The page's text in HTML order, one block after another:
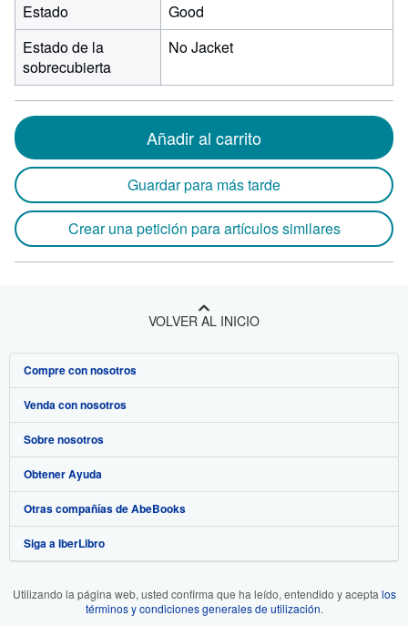
Estado
Good
Estado de la
sobrecubierta
No Jacket
Añadir al carrito
Guardar para más tarde
Crear una petición para artículos similares
VOLVER AL INICIO
Compre con nosotros
Búsqueda avanzada
Colecciones
Mi cuenta
Mis pedidos
Ver carrito
Venda con nosotros
Comenzar a vender
Únase a nuestro programa de afiliados
Recomiende un vendedor
Sobre nosotros
Sobre IberLibro
Medios
Empleo
Preferencias de cookies
Obtener Ayuda
Preguntas frecuentes y guías
Atención al Cliente
Otras compañías de AbeBooks
AbeBooks.com
AbeBooks.de
Siga a IberLibro
Utilizando la página web, usted confirma que ha leído, entendido y acepta los
términos y condiciones generales de utilización.